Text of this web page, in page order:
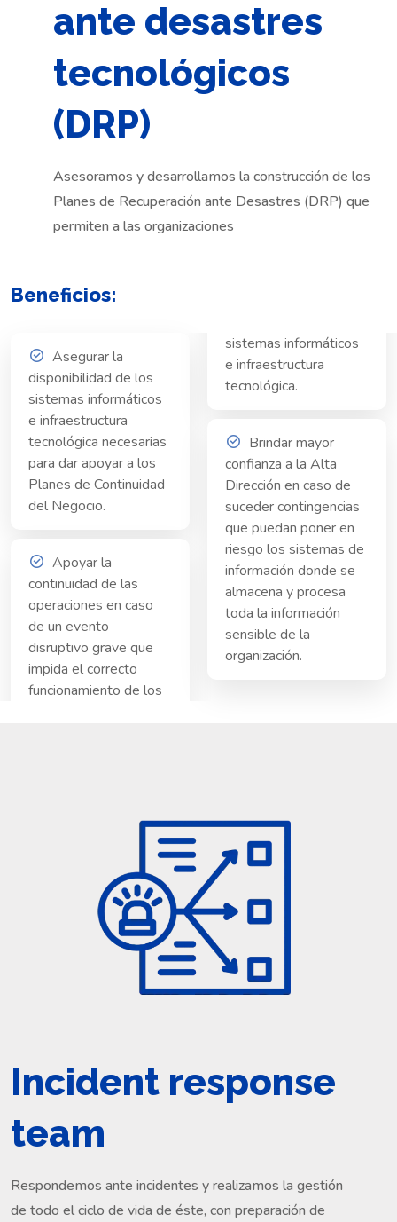
ante desastres
tecnológicos
(DRP)
Asesoramos y desarrollamos la construcción de los
Planes de Recuperación ante Desastres (DRP) que
permiten a las organizaciones
Beneficios:
Asegurar la
disponibilidad de los
sistemas informáticos
e infraestructura
tecnológica necesarias
para dar apoyar a los
Planes de Continuidad
del Negocio.
Apoyar la
continuidad de las
operaciones en caso
de un evento
disruptivo grave que
impida el correcto
funcionamiento de los
sistemas informáticos
e infraestructura
tecnológica.
Brindar mayor
confianza a la Alta
Dirección en caso de
suceder contingencias
que puedan poner en
riesgo los sistemas de
información donde se
almacena y procesa
toda la información
sensible de la
organización.
Incident response
team
Respondemos ante incidentes y realizamos la gestión
de todo el ciclo de vida de éste, con preparación de